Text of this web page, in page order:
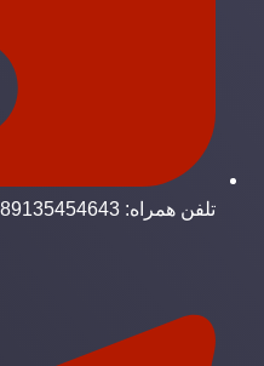
تلفن همراه: 989135454643+